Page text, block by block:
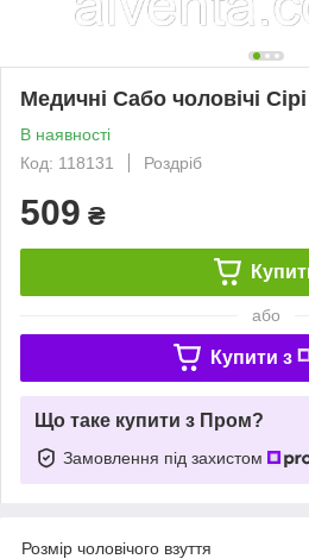
Медичні Сабо чоловічі
В наявності
Код: 118131
Роздріб
509 ₴
або
Купити з
Що таке купити з Пром?
Замовлення під захистом
Розмір чоловічого взуття